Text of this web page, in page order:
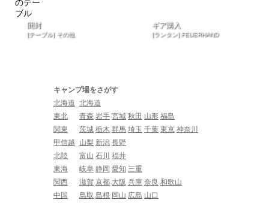
開封
[テーブル] その他
ギア購入
[ランタン] FEUERHAND
キャンプ場をさがす
北海道 北海道
東北
青森 岩手 宮城 秋田 山形 福島
関東
茨城 栃木 群馬 埼玉 千葉 東京 神奈川
甲信越
山梨 新潟 長野
北陸
富山 石川 福井
東海
岐阜 静岡 愛知 三重
関西
滋賀 京都 大阪 兵庫 奈良 和歌山
中国
鳥取 島根 岡山 広島 山口